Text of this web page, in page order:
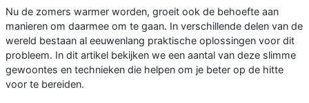
Nu de zomers warmer worden, groeit ook de behoefte aan
manieren om daarmee om te gaan. In verschillende delen van de
wereld bestaan al eeuwenlang praktische oplossingen voor dit
probleem. In dit artikel bekijken we een aantal van deze slimme
gewoontes en technieken die helpen om je beter op de hitte
voor te bereiden.